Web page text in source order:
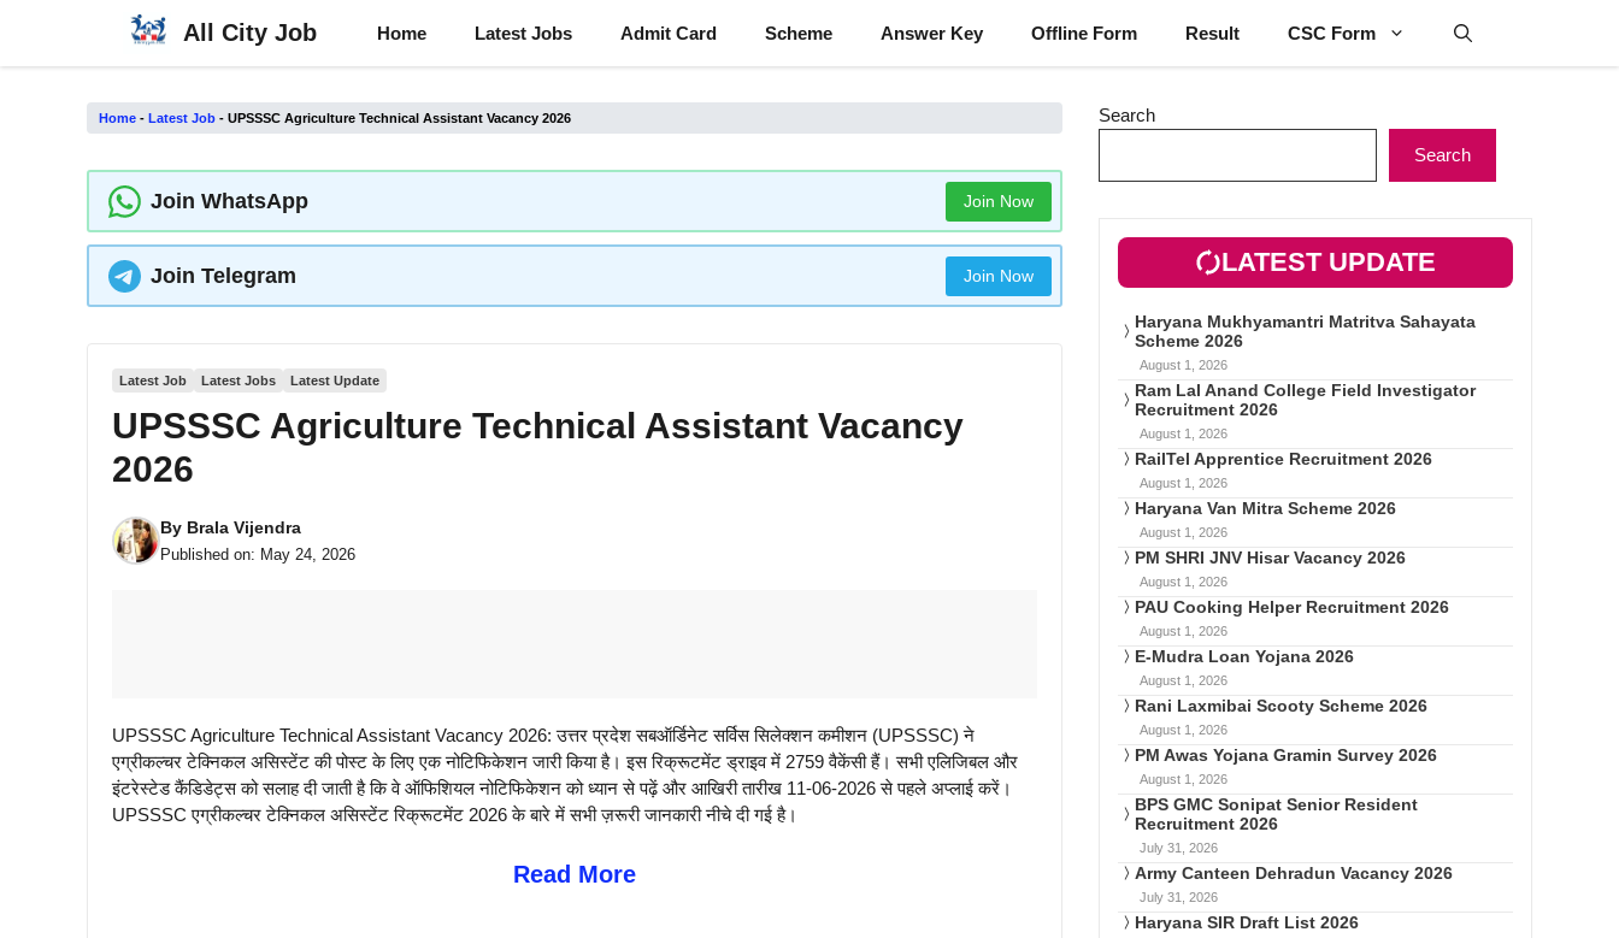
content
All City Job Home Latest Jobs Admit Card Scheme Answer Key Offline Form Result CSC Form
Home - Latest Job - UPSSSC Agriculture Technical Assistant Vacancy 2026
Join WhatsApp Join Now
Join Telegram Join Now
Latest Job Latest Jobs Latest Update
UPSSSC Agriculture Technical Assistant Vacancy
2026
By Brala Vijendra
Published on: May 24, 2026
UPSSSC Agriculture Technical Assistant Vacancy 2026: उत्तर प्रदेश सबऑर्डिनेट सर्विस सिलेक्शन कमीशन (UPSSSC) ने
एग्रीकल्चर टेक्निकल असिस्टेंट की पोस्ट के लिए एक नोटिफिकेशन जारी किया है। इस रिक्रूटमेंट ड्राइव में 2759 वैकेंसी हैं। सभी एलिजिबल और
इंटरेस्टेड कैंडिडेट्स को सलाह दी जाती है कि वे ऑफिशियल नोटिफिकेशन को ध्यान से पढ़ें और आखिरी तारीख 11-06-2026 से पहले अप्लाई करें।
UPSSSC एग्रीकल्चर टेक्निकल असिस्टेंट रिक्रूटमेंट 2026 के बारे में सभी ज़रूरी जानकारी नीचे दी गई है।
Read More
Search
Search
LATEST UPDATE
Haryana Mukhyamantri Matritva Sahayata
Scheme 2026
August 1, 2026
Ram Lal Anand College Field Investigator
Recruitment 2026
August 1, 2026
RailTel Apprentice Recruitment 2026
August 1, 2026
Haryana Van Mitra Scheme 2026
August 1, 2026
PM SHRI JNV Hisar Vacancy 2026
August 1, 2026
PAU Cooking Helper Recruitment 2026
August 1, 2026
E-Mudra Loan Yojana 2026
August 1, 2026
Rani Laxmibai Scooty Scheme 2026
August 1, 2026
PM Awas Yojana Gramin Survey 2026
August 1, 2026
BPS GMC Sonipat Senior Resident
Recruitment 2026
July 31, 2026
Army Canteen Dehradun Vacancy 2026
July 31, 2026
Haryana SIR Draft List 2026